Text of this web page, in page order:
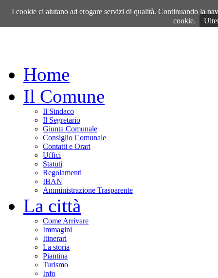
Giovedì, 06 Agosto 2026
Home
Il Comune
Il Sindaco
Il Segretario
Giunta Comunale
Consiglio Comunale
Contatti e Orari
Uffici
Statuti
Regolamenti
IBAN
Amministrazione Trasparente
La città
Come Arrivare
Immagini
Itinerari
La storia
Piantina
Turismo
Info
I cookie ci aiutano ad erogare servizi di qualità. Continuando la
cookie.